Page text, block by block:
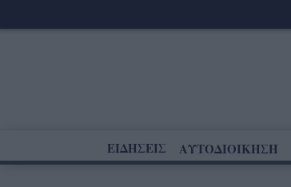
ΕΙΔΗΣΕΙΣ ΑΥΤΟΔΙΟΙΚΗΣΗ